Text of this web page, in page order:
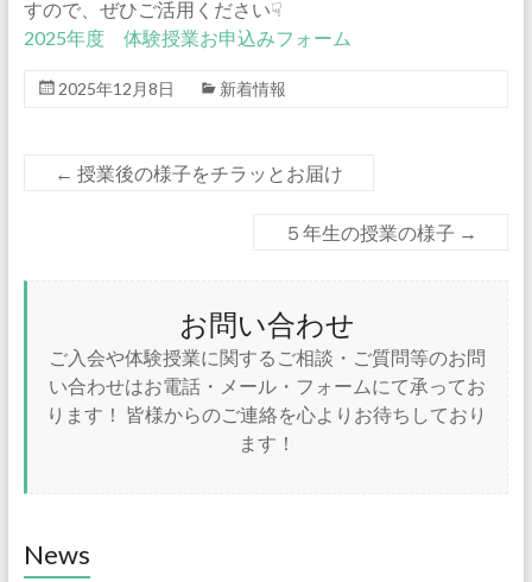
すので、ぜひご活用ください☟
2025年度 体験授業お申込みフォーム
2025年12月8日 新着情報
← 授業後の様子をチラッとお届け
５年生の授業の様子 →
お問い合わせ
ご入会や体験授業に関するご相談・ご質問等のお問
い合わせはお電話・メール・フォームにて承ってお
ります！ 皆様からのご連絡を心よりお待ちしており
ます！
News